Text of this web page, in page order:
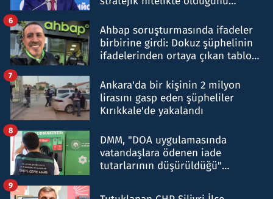
Ahbap soruşturmasında ifadeler
birbirine girdi: Dokuz şüphelinin
ifadelerinden ortaya çıkan tablo
6
Ankara'da bir kişinin 2 milyon
lirasını gasp eden şüpheliler
Kırıkkale'de yakalandı
7
DMM, "DOA uygulamasında
vatandaşlara ödenen iade
tutarlarının düşürüldüğü"
8
9